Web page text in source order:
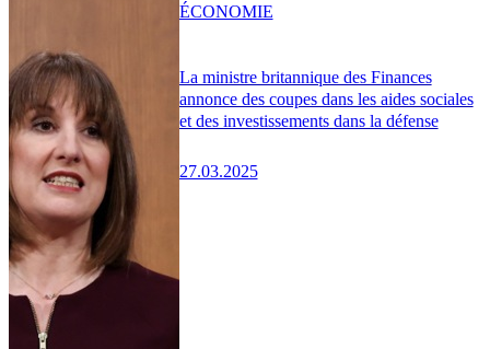
La ministre britannique des Finances
annonce des coupes dans les aides sociales
et des investissements dans la défense
27.03.2025
ÉCONOMIE